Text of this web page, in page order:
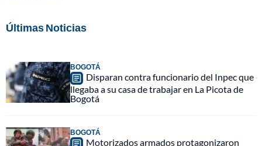
Últimas Noticias
BOGOTÁ
Disparan contra funcionario del Inpec que
llegaba a su casa de trabajar en La Picota de
Bogotá
BOGOTÁ
Motorizados armados protagonizaron